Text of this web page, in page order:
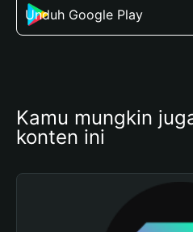
Unduh Google Play
Kamu mungkin
konten ini